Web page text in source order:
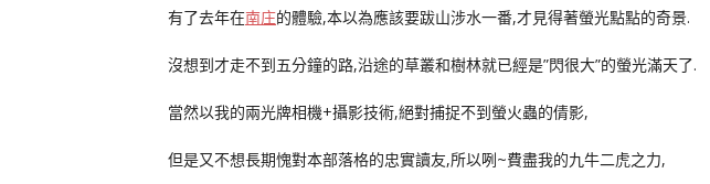
有了去年在南庄的體驗,本以為應該要跋山涉水一番,才見得著螢光點點的奇景.
沒想到才走不到五分鐘的路,沿途的草叢和樹林就已經是”閃很大”的螢光滿天了.
當然以我的兩光牌相機+攝影技術,絕對捕捉不到螢火蟲的倩影,
但是又不想長期愧對本部落格的忠實讀友,所以咧~費盡我的九牛二虎之力,